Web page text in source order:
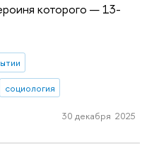
которого — 13-
социология
30 декабря 2025